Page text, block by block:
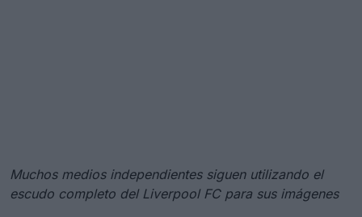
Muchos medios independientes siguen utilizando el
escudo completo del Liverpool FC para sus imágenes